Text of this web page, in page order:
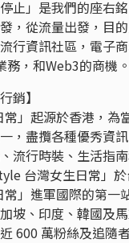
停止」是我們的座右
，從流量出發，目
行資訊社區，電子商
務，和Web3的商機。
銷】
常」起源於香港，為
，盡攬各種優秀資
流行時裝、生活指
台灣女生日常」
常」進軍國際的第一
坡、印度、韓國及
600 萬粉絲及追隨